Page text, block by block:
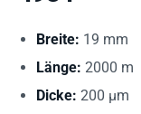
Breite: 19 mm
Länge: 2000 m
Dicke: 200 µm